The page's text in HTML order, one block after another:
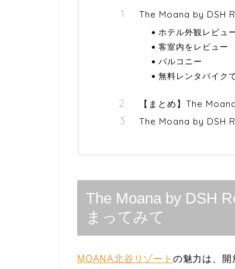
The Moana by DSH
ホテル外観レビュ
客室内をレビュー
バルコニー
無料レンタバイク
【まとめ】The
The Moana by DSH
The Moana by DSH
まってみて
MOANA北谷リゾート の魅力は、開